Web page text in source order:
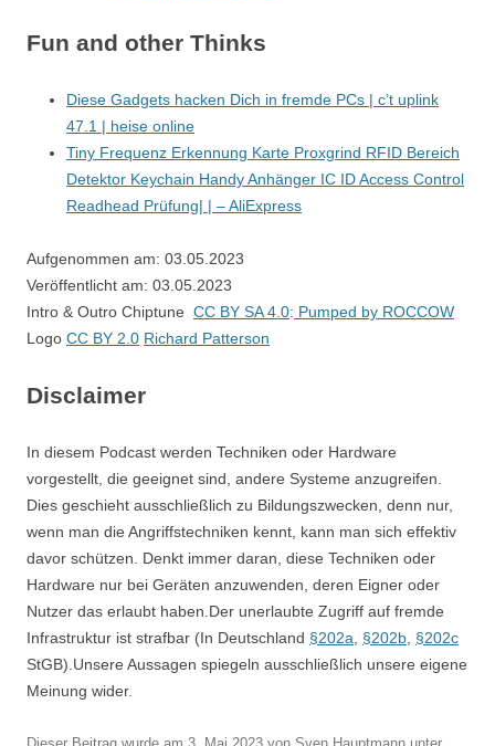
Fun and other Thinks
Diese Gadgets hacken Dich in fremde PCs | c’t uplink
47.1 | heise online
Tiny Frequenz Erkennung Karte Proxgrind RFID Bereich
Detektor Keychain Handy Anhänger IC ID Access Control
Readhead Prüfung| | – AliExpress
Aufgenommen am: 03.05.2023
Veröffentlicht am: 03.05.2023
Intro & Outro Chiptune CC BY SA 4.0: Pumped by ROCCOW
Logo CC BY 2.0 Richard Patterson
Disclaimer
In diesem Podcast werden Techniken oder Hardware
vorgestellt, die geeignet sind, andere Systeme anzugreifen.
Dies geschieht ausschließlich zu Bildungszwecken, denn nur,
wenn man die Angriffstechniken kennt, kann man sich effektiv
davor schützen. Denkt immer daran, diese Techniken oder
Hardware nur bei Geräten anzuwenden, deren Eigner oder
Nutzer das erlaubt haben.Der unerlaubte Zugriff auf fremde
Infrastruktur ist strafbar (In Deutschland §202a §202b §202c
StGB).Unsere Aussagen spiegeln ausschließlich unsere eigene
Meinung wider.